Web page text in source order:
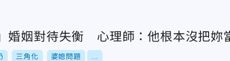
婚姻對待失衡 心理師：他根本沒把妳
三角化 婆媳問題